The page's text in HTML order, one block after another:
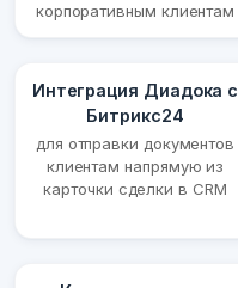
корпоративным клиентам
Интеграция Диадока с
Битрикс24
для отправки документов
клиентам напрямую из
карточки сделки в CRM